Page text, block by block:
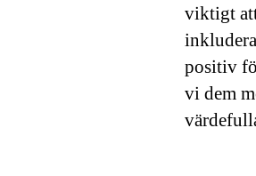
viktigt
positiv
vi dem